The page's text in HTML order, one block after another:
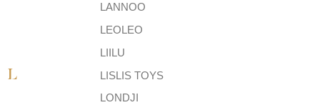
L
LANNOO
LEOLEO
LIILU
LISLIS TOYS
LONDJI